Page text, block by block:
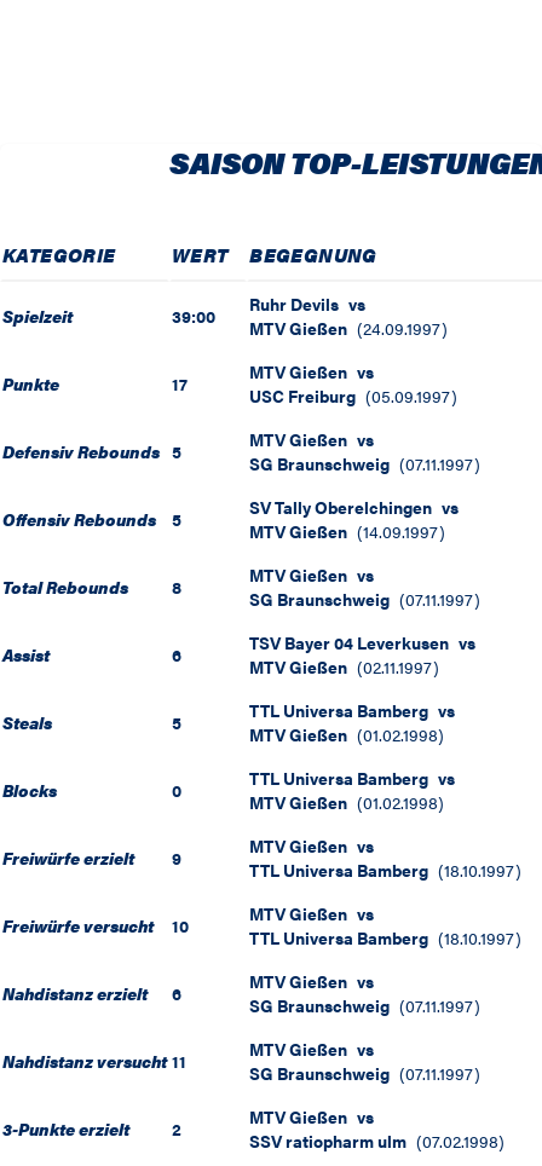
SAISON TOP-
KATEGORIE WERT BEGEGNUNG
Spielzeit 39:00 Ruhr Devils vs
MTV Gießen (24.09.1997)
Punkte 17 MTV Gießen vs
USC Freiburg (05.09.1997)
Defensiv Rebounds 5 MTV Gießen vs
SG Braunschweig (07.11.1997)
Offensiv Rebounds 5 SV Tally Oberelchingen vs
MTV Gießen (14.09.1997)
Total Rebounds 8 MTV Gießen vs
SG Braunschweig (07.11.1997)
Assist 6 TSV Bayer 04 Leverkusen vs
MTV Gießen (02.11.1997)
Steals 5 TTL Universa Bamberg vs
MTV Gießen (01.02.1998)
Blocks 0 TTL Universa Bamberg vs
MTV Gießen (01.02.1998)
Freiwürfe erzielt 9 MTV Gießen vs
TTL Universa Bamberg (18.10.1997)
Freiwürfe versucht 10 MTV Gießen vs
TTL Universa Bamberg (18.10.1997)
Nahdistanz erzielt 6 MTV Gießen vs
SG Braunschweig (07.11.1997)
Nahdistanz versucht 11 MTV Gießen vs
SG Braunschweig (07.11.1997)
3-Punkte erzielt 2 MTV Gießen vs
SSV ratiopharm ulm (07.02.1998)